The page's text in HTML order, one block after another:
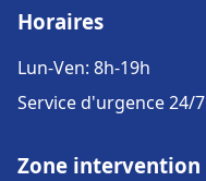
Horaires
Lun-Ven: 8h-19h
Service d'urgence 24/7
Zone intervention